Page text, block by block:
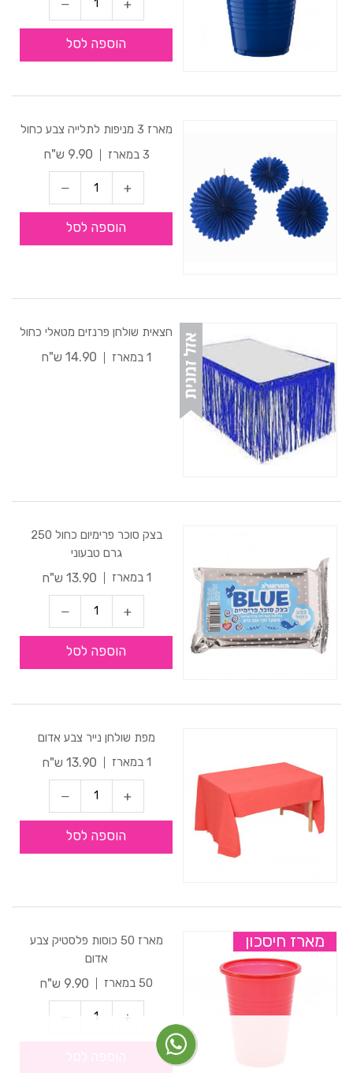
הוספה לסל
מארז 3 מניפות לתלייה צבע כחול
3 במארז
9.90 ש"ח
הוספה לסל
חצאית שולחן פרנזים מטאלי כחול
1 במארז
14.90 ש"ח
בצק סוכר פרימיום כחול 250
גרם טבעוני
1 במארז
13.90 ש"ח
הוספה לסל
מפת שולחן נייר צבע אדום
1 במארז
13.90 ש"ח
הוספה לסל
מארז חיסכון
מארז 50 כוסות פלסטיק צבע
אדום
50 במארז
9.90 ש"ח